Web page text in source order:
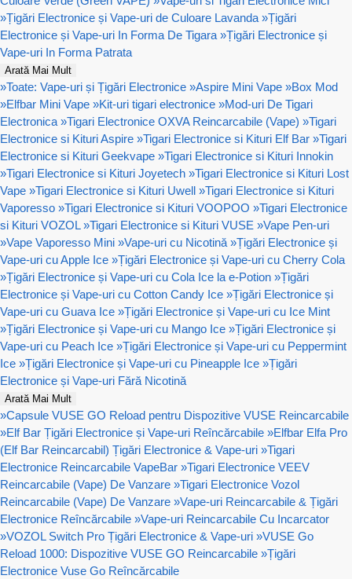
»Țigări Electronice și Vape-uri de Culoare Lavanda »Țigări
Electronice și Vape-uri In Forma De Tigara »Țigări Electronice și
Vape-uri In Forma Patrata
Arată Mai Mult
»Toate: Vape-uri și Țigări Electronice »Aspire Mini Vape »Box Mod
»Elfbar Mini Vape »Kit-uri tigari electronice »Mod-uri De Tigari
Electronica »Tigari Electronice OXVA Reincarcabile (Vape) »Tigari
Electronice si Kituri Aspire »Tigari Electronice si Kituri Elf Bar »Tigari
Electronice si Kituri Geekvape »Tigari Electronice si Kituri Innokin
»Tigari Electronice si Kituri Joyetech »Tigari Electronice si Kituri Lost
Vape »Tigari Electronice si Kituri Uwell »Tigari Electronice si Kituri
Vaporesso »Tigari Electronice si Kituri VOOPOO »Tigari Electronice
si Kituri VOZOL »Tigari Electronice si Kituri VUSE »Vape Pen-uri
»Vape Vaporesso Mini »Vape-uri cu Nicotină »Țigări Electronice și
Vape-uri cu Apple Ice »Țigări Electronice și Vape-uri cu Cherry Cola
»Țigări Electronice și Vape-uri cu Cola Ice la e-Potion »Țigări
Electronice și Vape-uri cu Cotton Candy Ice »Țigări Electronice și
Vape-uri cu Guava Ice »Țigări Electronice și Vape-uri cu Ice Mint
»Țigări Electronice și Vape-uri cu Mango Ice »Țigări Electronice și
Vape-uri cu Peach Ice »Țigări Electronice și Vape-uri cu Peppermint
Ice »Țigări Electronice și Vape-uri cu Pineapple Ice »Țigări
Electronice și Vape-uri Fără Nicotină
Arată Mai Mult
»Capsule VUSE GO Reload pentru Dispozitive VUSE Reincarcabile
»Elf Bar Țigări Electronice și Vape-uri Reîncărcabile »Elfbar Elfa Pro
(Elf Bar Reincarcabil) Țigări Electronice & Vape-uri »Tigari
Electronice Reincarcabile VapeBar »Tigari Electronice VEEV
Reincarcabile (Vape) De Vanzare »Tigari Electronice Vozol
Reincarcabile (Vape) De Vanzare »Vape-uri Reincarcabile & Țigări
Electronice Reîncărcabile »Vape-uri Reincarcabile Cu Incarcator
»VOZOL Switch Pro Țigări Electronice & Vape-uri »VUSE Go
Reload 1000: Dispozitive VUSE GO Reincarcabile »Țigări
Electronice Vuse Go Reîncărcabile